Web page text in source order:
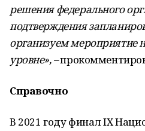
решения федерального
подтверждения
организуем мероприятие
уровне», –
Справочно
В 2021 году финал IX